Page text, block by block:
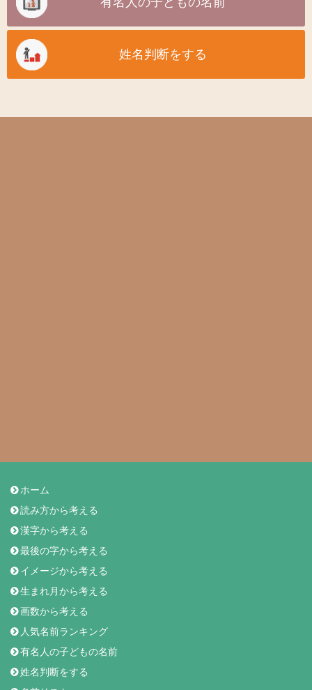
姓名判断をする
ホーム
読み方から考える
漢字から考える
最後の字から考える
イメージから考える
生まれ月から考える
画数から考える
人気名前ランキング
有名人の子どもの名前
姓名判断をする